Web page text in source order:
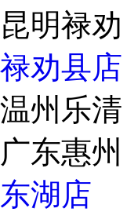
昆明禄劝
禄劝县店
温州乐清
广东惠州
东湖店